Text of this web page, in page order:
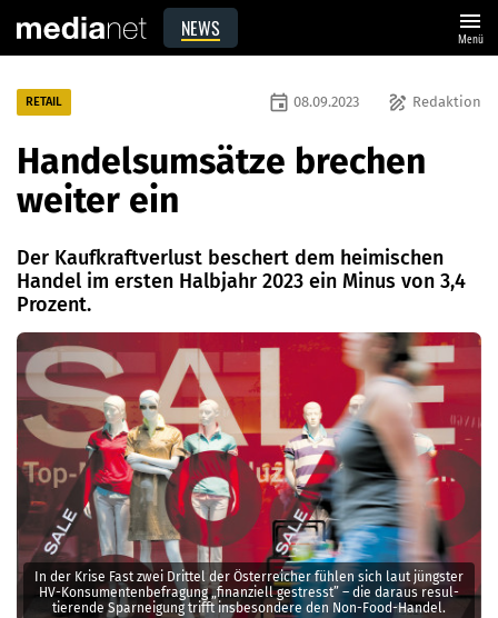
NEWS menu
Menü
In der Krise Fast zwei Drittel der Österreicher fühlen sich laut jüngster
HV-Konsumentenbefragung „finanziell gestresst” – die daraus resul­
tierende Sparneigung trifft insbesondere den Non-Food-Handel.
RETAIL draw Redaktion
event 08.09.2023
Handelsumsätze brechen
weiter ein
Der Kaufkraftverlust beschert dem heimischen
Handel im ersten Halbjahr 2023 ein Minus von 3,4
Prozent.